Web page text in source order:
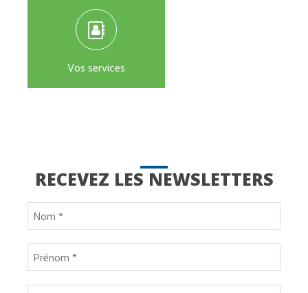
Vos services
RECEVEZ LES NEWSLETTERS